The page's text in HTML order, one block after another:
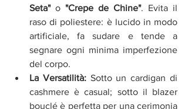
Seta" o "Crepe de Chine". Evita il
raso di poliestere: è lucido in modo
artificiale, fa sudare e tende a
segnare ogni minima imperfezione
del corpo.
La Versatilità: Sotto un cardigan di
cashmere è casual; sotto il blazer
bouclé è perfetta per una cerimonia